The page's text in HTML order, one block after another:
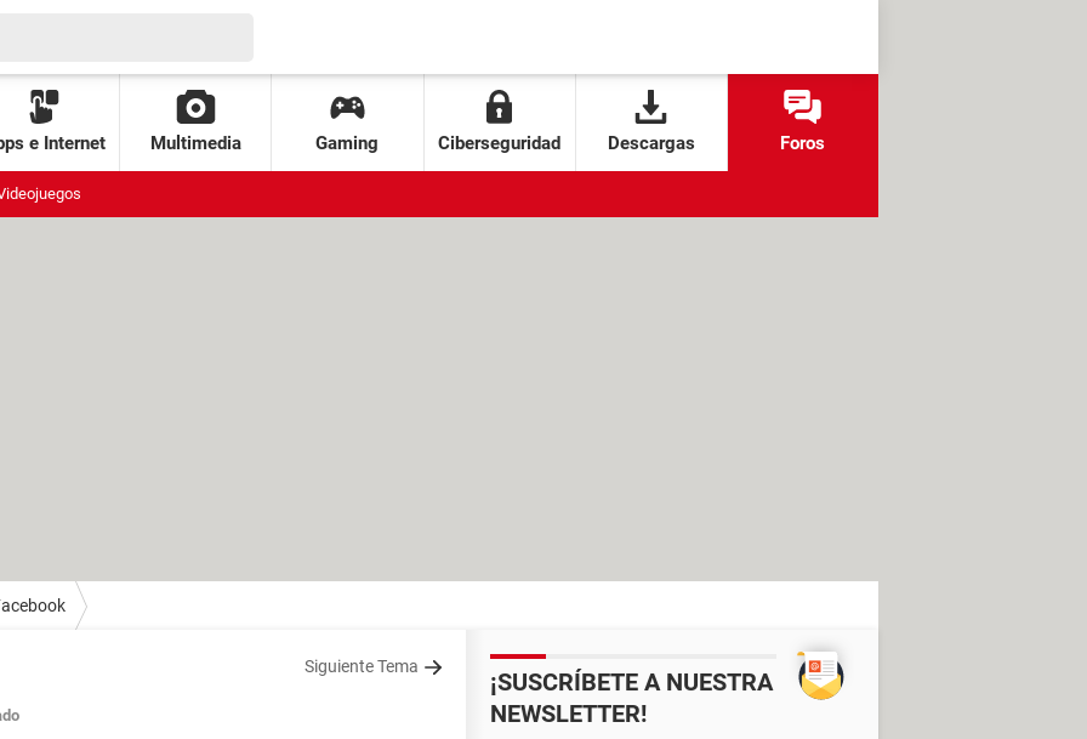
e Internet Multimedia Gaming Ciberseguridad Descargas Foros
Siguiente Tema
¡SUSCRÍBETE A NUESTRA
NEWSLETTER!